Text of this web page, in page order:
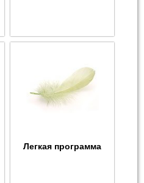
Легкая программа